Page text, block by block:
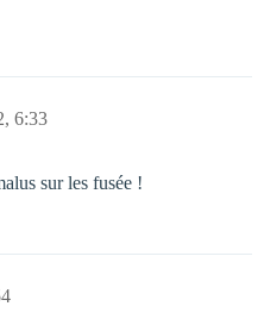
6:33
sur les fusée !